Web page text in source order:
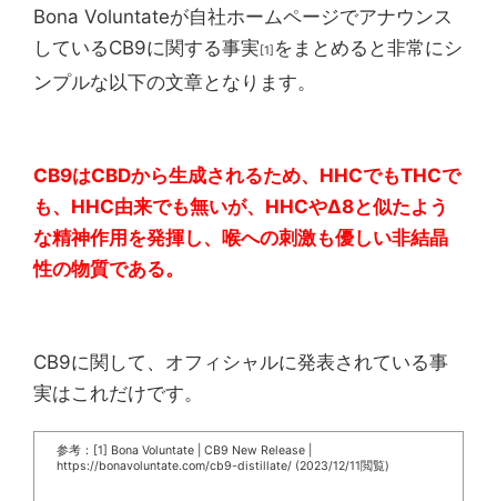
Bona Voluntateが自社ホームページでアナウンス
しているCB9に関する事実 [1] をまとめると非常にシ
ンプルな以下の文章となります。
CB9はCBDから生成されるため、HHCでもTHCで
も、HHC由来でも無いが、HHCやΔ8と似たよう
な精神作用を発揮し、喉への刺激も優しい非結晶
性の物質である。
CB9に関して、オフィシャルに発表されている事
実はこれだけです。
参考：[1] Bona Voluntate | CB9 New Release |
https://bonavoluntate.com/cb9-distillate/ (2023/12/11閲覧)